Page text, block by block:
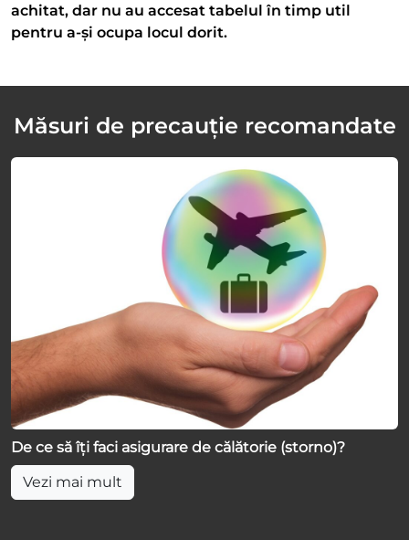
achitat, dar nu au accesat tabelul în timp util
pentru a-și ocupa locul dorit.
Măsuri de precauție recomandate
De ce să îți faci asigurare de călătorie (storno)?
Vezi mai mult